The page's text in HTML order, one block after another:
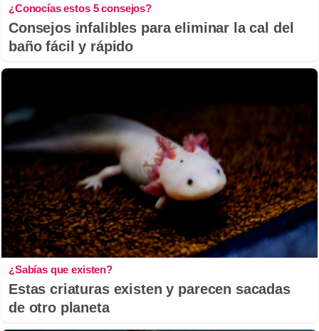
¿Conocías estos 5 consejos?
Consejos infalibles para eliminar la cal del
baño fácil y rápido
¿Sabías que existen?
Estas criaturas existen y parecen sacadas
de otro planeta